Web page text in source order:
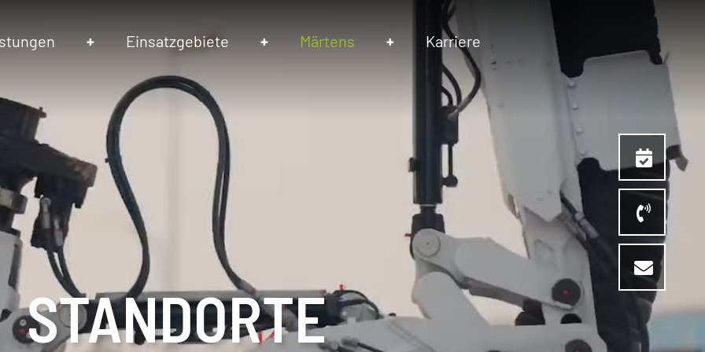
Einsatzgebiete Märtens Karriere
STANDORTE